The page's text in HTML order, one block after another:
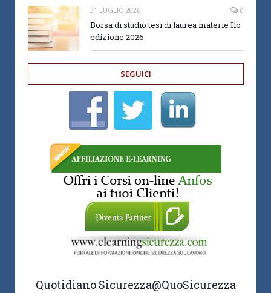
31 LUGLIO 2026 0
Borsa di studio tesi di laurea materie Ilo
edizione 2026
SEGUICI
Quotidiano Sicurezza@QuoSicurezza